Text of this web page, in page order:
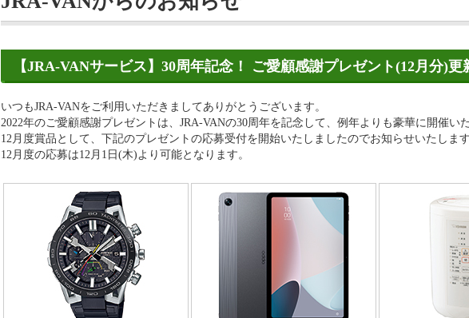
【JRA-VANサービス】30周年記念！ ご愛顧感謝プレゼント(12月分)更
いつもJRA-VANをご利用いただきましてありがとうございます。
2022年のご愛顧感謝プレゼントは、JRA-VANの30周年を記念して、例年よりも豪華に開催い
12月度賞品として、下記のプレゼントの応募受付を開始いたしましたのでお知らせいたします
12月度の応募は12月1日(木)より可能となります。